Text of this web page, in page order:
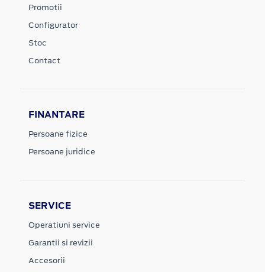
Promotii
Configurator
Stoc
Contact
FINANTARE
Persoane fizice
Persoane juridice
SERVICE
Operatiuni service
Garantii si revizii
Accesorii